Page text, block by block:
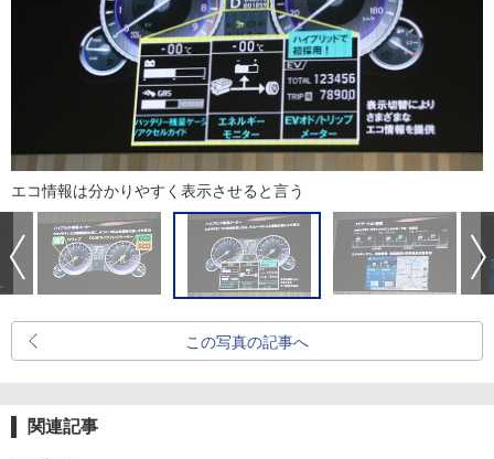
エコ情報は分かりやすく表示させると言う
この写真の記事へ
関連記事